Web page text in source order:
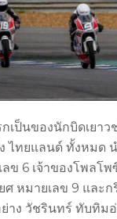
เป็นของนักบิดเยาว
ไทยแลนด์ ทั้งหมด
ข 6 เจ้าของโพลโ
หมายเลข 9 และก
าง วัชรินทร์ ทับทิม